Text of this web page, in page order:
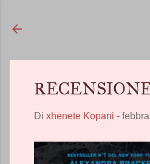
RECENSIONE
Di xhenete Kopani -